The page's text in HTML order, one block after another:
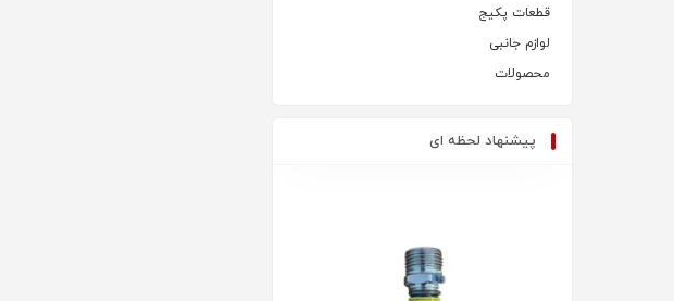
قطعات پکیج
لوازم جانبی
محصولات
پیشنهاد لحظه ای